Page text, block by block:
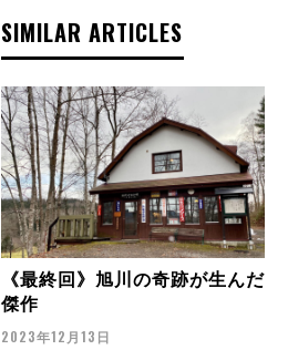
SIMILAR ARTICLES
《最終回》旭川の奇跡が生んだ
傑作
2023年12月13日